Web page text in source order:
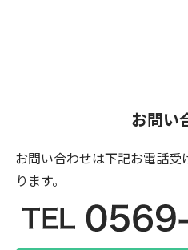
お問い
お問い合わせは下記お電話受
ります。